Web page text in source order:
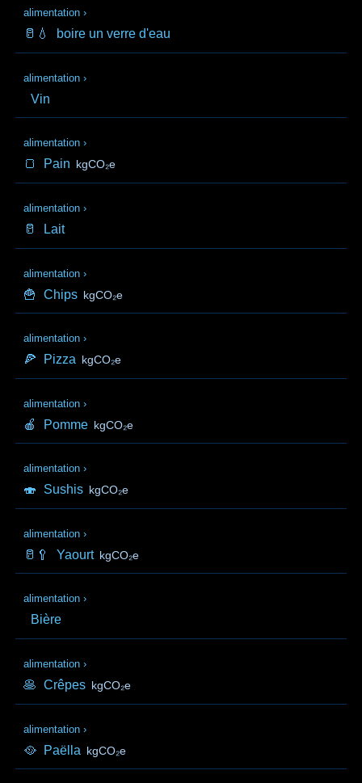
alimentation ›
🥛💧 boire un verre d'eau
alimentation ›
Vin
alimentation ›
🍞 Pain kgCO₂e
alimentation ›
🥛 Lait
alimentation ›
🍟 Chips kgCO₂e
alimentation ›
🍕 Pizza kgCO₂e
alimentation ›
🍎 Pomme kgCO₂e
alimentation ›
🍣 Sushis kgCO₂e
alimentation ›
🥛🥄 Yaourt kgCO₂e
alimentation ›
Bière
alimentation ›
🥞 Crêpes kgCO₂e
alimentation ›
🥘 Paëlla kgCO₂e